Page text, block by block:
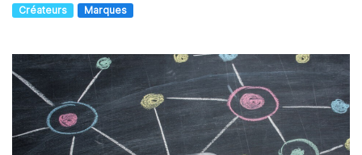
Créateurs Marques